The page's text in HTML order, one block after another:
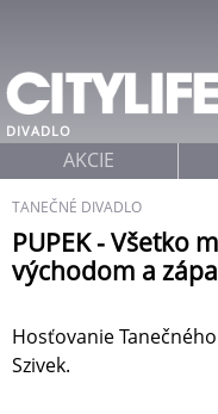
DIVADLO
TANEČNÉ DIVADLO
PUPEK - Všetko
východom a
Hosťovanie
Szivek.
AKCIE